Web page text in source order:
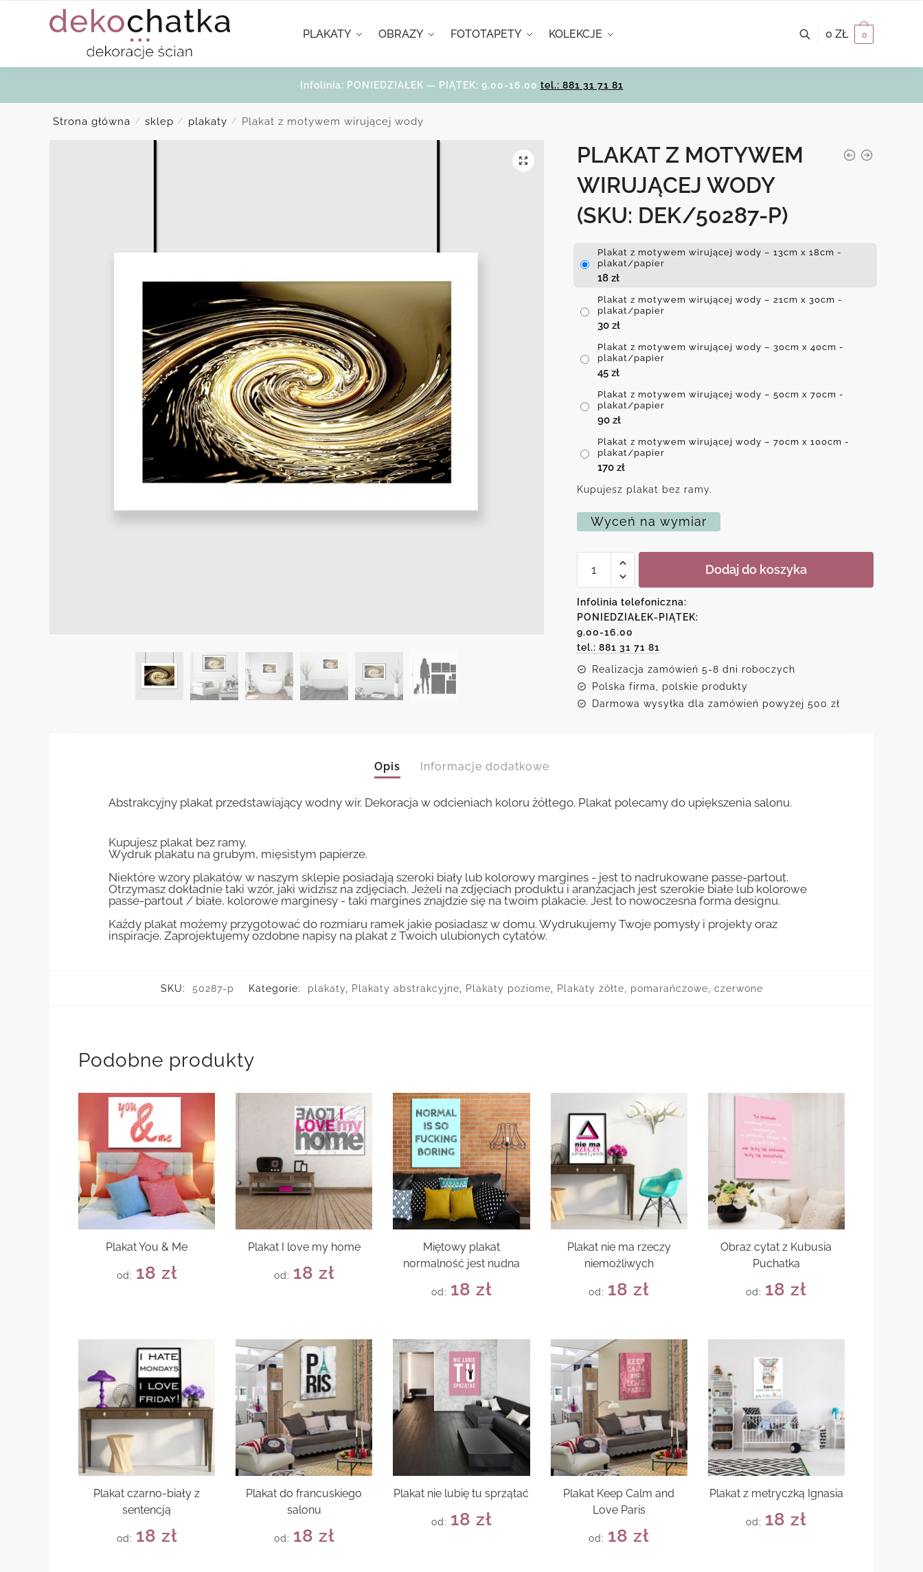
PLAKATY OBRAZY FOTOTAPETY KOLEKCJE 0 ZŁ 0
Infolinia: PONIEDZIAŁEK — PIĄTEK: 9.00-16.00 tel.: 881 31 71 81
Strona główna / sklep / plakaty / Plakat z motywem wirującej wody
PLAKAT Z MOTYWEM
WIRUJĄCEJ WODY
(SKU: DEK/50287-P)
Plakat z motywem wirującej wody – 13cm x 18cm -
plakat/papier
18 zł
Plakat z motywem wirującej wody – 21cm x 30cm -
plakat/papier
30 zł
Plakat z motywem wirującej wody – 30cm x 40cm -
plakat/papier
45 zł
Plakat z motywem wirującej wody – 50cm x 70cm -
plakat/papier
90 zł
Plakat z motywem wirującej wody – 70cm x 100cm -
plakat/papier
170 zł
Kupujesz plakat bez ramy.
Wyceń na wymiar
Plakat
wirującej
wody
Dodaj do koszyka
Infolinia telefoniczna:
PONIEDZIAŁEK-PIĄTEK:
9.00-16.00
tel.: 881 31 71 81
Realizacja zamówień 5-8 dni roboczych
Polska firma, polskie produkty
Darmowa wysyłka dla zamówień powyżej 500 zł
Opis Informacje dodatkowe
Abstrakcyjny plakat przedstawiający wodny wir. Dekoracja w odcieniach koloru żółtego. Plakat polecamy do upiększenia salonu.
Kupujesz plakat bez ramy.
Wydruk plakatu na grubym, mięsistym papierze.
Niektóre wzory plakatów w naszym sklepie posiadają szeroki biały lub kolorowy margines - jest to nadrukowane passe-partout.
Otrzymasz dokładnie taki wzór, jaki widzisz na zdjęciach. Jeżeli na zdjęciach produktu i aranżacjach jest szerokie białe lub kolorowe
passe-partout / białe, kolorowe marginesy - taki margines znajdzie się na twoim plakacie. Jest to nowoczesna forma designu.
Każdy plakat możemy przygotować do rozmiaru ramek jakie posiadasz w domu. Wydrukujemy Twoje pomysły i projekty oraz
inspiracje. Zaprojektujemy ozdobne napisy na plakat z Twoich ulubionych cytatów.
SKU: 50287-p Kategorie: plakaty Plakaty abstrakcyjne Plakaty poziome Plakaty żółte, pomarańczowe, czerwone
Podobne produkty
Plakat You & Me
od: 18 zł
Plakat I love my home
od: 18 zł
Miętowy plakat
normalność jest nudna
od: 18 zł
Plakat nie ma rzeczy
niemożliwych
od: 18zł
Obraz cytat z Kubusia
Puchatka
od: 18zł
Plakat czarno-biały z
sentencją
od: 18 zł
Plakat do francuskiego
salonu
od: 18 zł
Plakat nie lubię tu sprzątać
od: 18 zł
Plakat Keep Calm and
Love Paris
od: 18zł
Plakat z metryczką Ignasia
od: 18zł